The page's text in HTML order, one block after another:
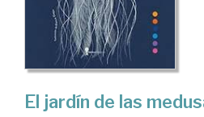
El jardín de las